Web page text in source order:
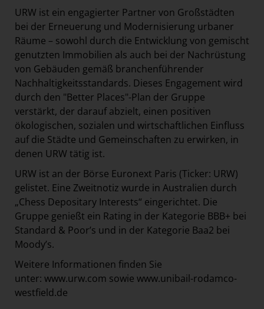
URW ist ein engagierter Partner von Großstädten
bei der Erneuerung und Modernisierung urbaner
Räume – sowohl durch die Entwicklung von gemischt
genutzten Immobilien als auch bei der Nachrüstung
von Gebäuden gemäß branchenführender
Nachhaltigkeitsstandards. Dieses Engagement wird
durch den "Better Places"-Plan der Gruppe
verstärkt, der darauf abzielt, einen positiven
ökologischen, sozialen und wirtschaftlichen Einfluss
auf die Städte und Gemeinschaften zu erwirken, in
denen URW tätig ist.
URW ist an der Börse Euronext Paris (Ticker: URW)
gelistet. Eine Zweitnotiz wurde in Australien durch
„Chess Depositary Interests“ eingerichtet. Die
Gruppe genießt ein Rating in der Kategorie BBB+ bei
Standard & Poor’s und in der Kategorie Baa2 bei
Moody’s.
Weitere Informationen finden Sie
unter: www.urw.com sowie www.unibail-rodamco-
westfield.de